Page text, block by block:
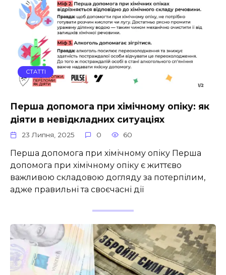
СТАТТІ
Перша допомога при хімічному опіку: як
діяти в невідкладних ситуаціях
23 Липня, 2025 0 60
Перша допомога при хімічному опіку Перша
допомога при хімічному опіку є життєво
важливою складовою догляду за потерпілим,
адже правильні та своєчасні дії